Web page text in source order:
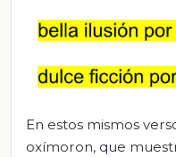
En estos mismos
oxímoron, que